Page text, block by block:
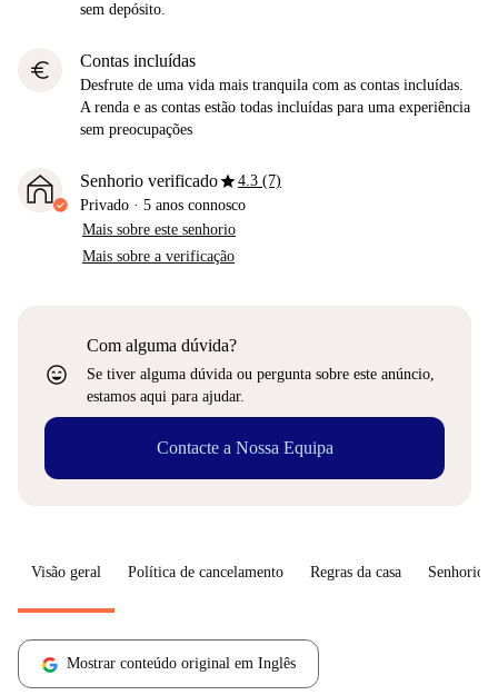
sem depósito.
euro Contas incluídas
Desfrute de uma vida mais tranquila com as contas incluídas.
A renda e as contas estão todas incluídas para uma experiência
sem preocupações
Senhorio verificadostar4.3 (7)
Privado · 5 anos connosco
Mais sobre este senhorio
Mais sobre a verificação
sentiment_very_satisfied
Com alguma dúvida?
Se tiver alguma dúvida ou pergunta sobre este anúncio,
estamos aqui para ajudar.
Contacte a Nossa Equipa
Visão geral Política de cancelamento Regras da casa Senhorio
Mostrar conteúdo original em Inglês